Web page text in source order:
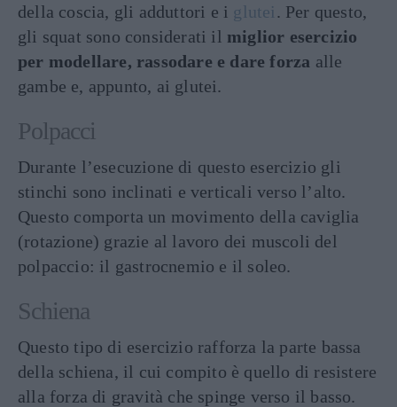
della coscia, gli adduttori e i glutei. Per questo,
gli squat sono considerati il miglior esercizio
per modellare, rassodare e dare forza alle
gambe e, appunto, ai glutei.
Polpacci
Durante l’esecuzione di questo esercizio gli
stinchi sono inclinati e verticali verso l’alto.
Questo comporta un movimento della caviglia
(rotazione) grazie al lavoro dei muscoli del
polpaccio: il gastrocnemio e il soleo.
Schiena
Questo tipo di esercizio rafforza la parte bassa
della schiena, il cui compito è quello di resistere
alla forza di gravità che spinge verso il basso.